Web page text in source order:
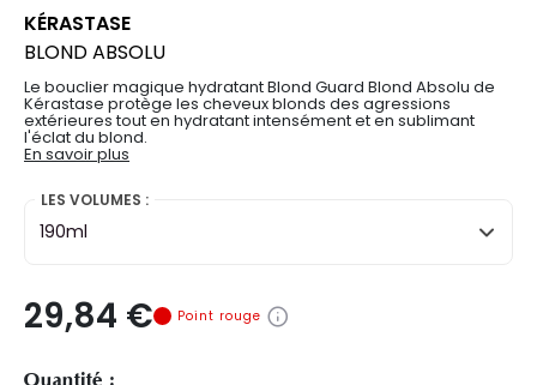
KÉRASTASE
BLOND ABSOLU
Le bouclier magique hydratant Blond Guard Blond Absolu de
Kérastase protège les cheveux blonds des agressions
extérieures tout en hydratant intensément et en sublimant
l'éclat du blond.
En savoir plus
LES VOLUMES :
190ml
29,84 € Point rouge